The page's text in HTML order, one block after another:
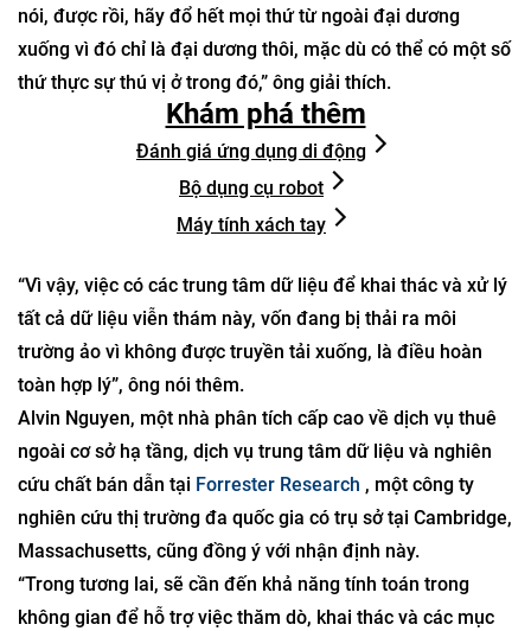
nói, được rồi, hãy đổ hết mọi thứ từ ngoài đại dương
xuống vì đó chỉ là đại dương thôi, mặc dù có thể có một số
thứ thực sự thú vị ở trong đó,” ông giải thích.
Khám phá thêm
Đánh giá ứng dụng di động
Bộ dụng cụ robot
Máy tính xách tay
“Vì vậy, việc có các trung tâm dữ liệu để khai thác và xử lý
tất cả dữ liệu viễn thám này, vốn đang bị thải ra môi
trường ảo vì không được truyền tải xuống, là điều hoàn
toàn hợp lý”, ông nói thêm.
Alvin Nguyen, một nhà phân tích cấp cao về dịch vụ thuê
ngoài cơ sở hạ tầng, dịch vụ trung tâm dữ liệu và nghiên
cứu chất bán dẫn tại Forrester Research , một công ty
nghiên cứu thị trường đa quốc gia có trụ sở tại Cambridge,
Massachusetts, cũng đồng ý với nhận định này.
“Trong tương lai, sẽ cần đến khả năng tính toán trong
không gian để hỗ trợ việc thăm dò, khai thác và các mục